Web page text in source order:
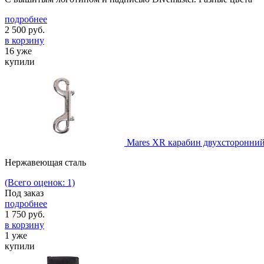
подробнее
2 500 руб.
в корзину
16 уже
купили
Mares XR карабин
Нержавеющая сталь
(Всего оценок: 1)
Под заказ
подробнее
1 750 руб.
в корзину
1 уже
купили